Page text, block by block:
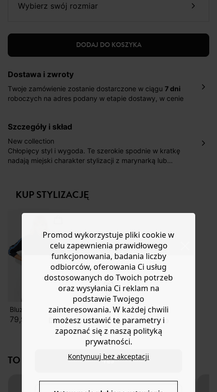
Do you want to be redirected to
www.promod.com ?
YES
wybierz swój rozmiar
DODAJ DO KOSZYKA
Dostawa i zwroty
Twoje zamówienie zostanie dostarczone w ciągu 7 dni
roboczych na adres podany w etapie dostawy, w cenie
pośrednictwem DHL Express.
Nowość: Zamówienia dostarczamy w ciągu 4-6 dni
roboczych do wybranego przez Ciebie paczkomatu , a
koszt przesyłki wynosi 9,40 zł.
Pomoc
szczegóły i skład
New collection
Chłopięcy styl i wygoda. Te szerokie spodnie w kratkę
nadają miejski charakter stylizacji z marynarką lub
mokasynami, jak i do stylu streetwear z trampkami.
Miękka tkanina, ładny krój. Szeroki krój. Całkowicie
KUP STYLIZACJĘ
Bluza
79,90 zł
TO NA PEWNO CI SIĘ SPODOBA!
Promod wykorzystuje pliki cookie w
celu zapewnienia prawidłowego
funkcjonowania, badania liczby
odbiorców, oferowania Ci usług
dostosowanych do Twoich potrzeb
oraz wysyłania Ci reklam na
podstawie Twojego
zainteresowania. W każdej chwili
możesz ustawić te parametry i
zapoznać się z naszą polityką
prywatności.
Kontynuuj bez akceptacji